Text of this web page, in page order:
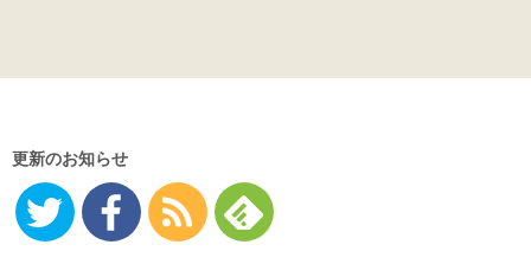
更新のお知らせ